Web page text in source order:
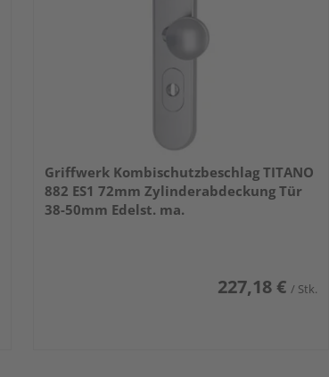
Griffwerk Kombischutzbeschlag TITANO
882 ES1 72mm Zylinderabdeckung Tür
38-50mm Edelst. ma.
227,18 € / Stk.